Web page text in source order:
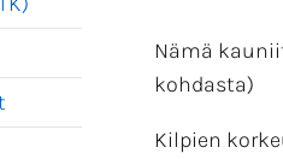
Nämä
kohdasta)
Kilpien